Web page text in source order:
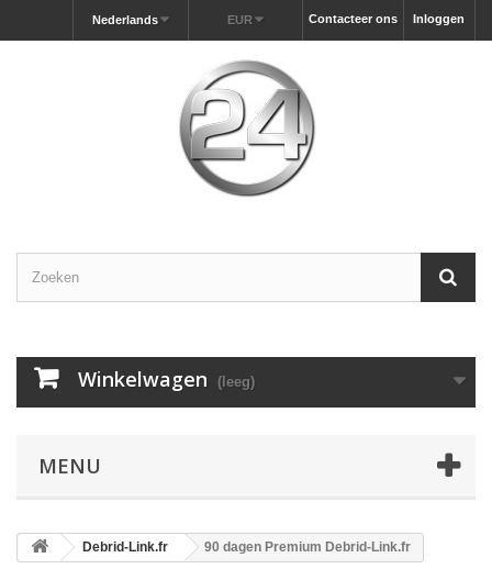
Inloggen
Contacteer ons
EUR
Nederlands
Winkelwagen (leeg)
MENU
Debrid-Link.fr 90 dagen Premium Debrid-Link.fr